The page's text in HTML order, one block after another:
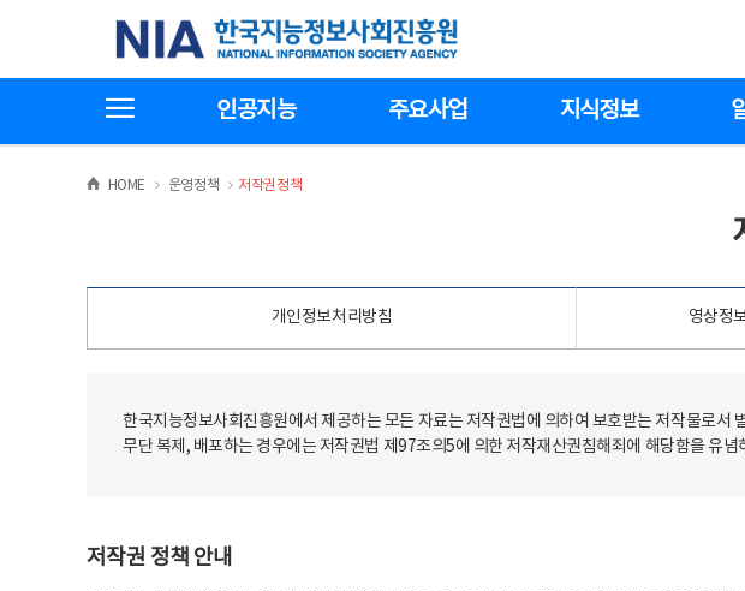
기
한국지능정보사회진흥원
인공지능 주요사업 지식정보
HOME >운영정책 >
저작권정책
개인정보처리방침 영상정
한국지능정보사회진흥원에서 제공하는 모든 자료는 저작권법에 의하여 보호받는 저작물로
무단 복제, 배포하는 경우에는 저작권법 제97조의5에 의한 저작재산권침해죄에 해당함을 유념
저작권 정책 안내